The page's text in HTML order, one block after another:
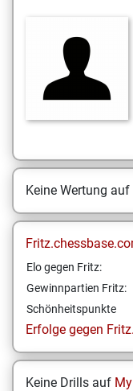
Keine Wertung auf
Elo gegen Fritz:
Gewinnpartien Fritz:
Schönheitspunkte
Erfolge gegen
Keine Drills auf